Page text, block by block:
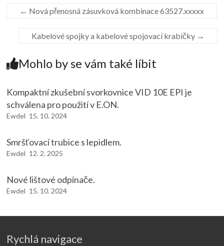
← Nová přenosná zásuvková kombinace 63527.xxxxx
Kabelové spojky a kabelové spojovací krabičky →
Mohlo by se vám také líbit
Kompaktní zkušební svorkovnice VID 10E EPI je
schválena pro použití v E.ON.
Ewdel 15. 10. 2024
Smršťovací trubice s lepidlem.
Ewdel 12. 2. 2025
Nové lištové odpínače.
Ewdel 15. 10. 2024
Rychlá navigace